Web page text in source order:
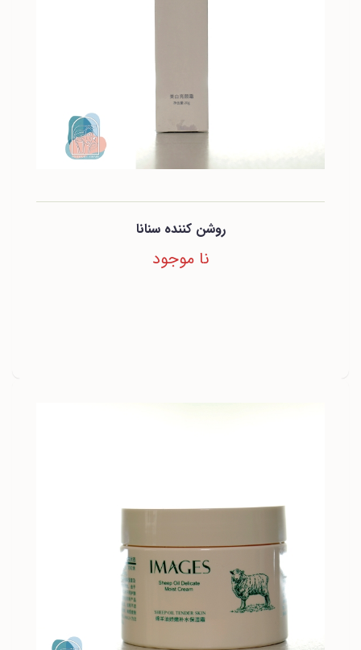
روشن کننده سنانا
نا موجود